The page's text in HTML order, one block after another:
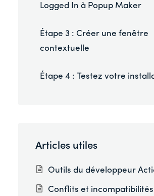
Logged In à Popup Maker
Étape 3 : Créer une fenêtre
contextuelle
Étape 4 : Testez votre
Articles utiles
Outils du développeur
Conflits et